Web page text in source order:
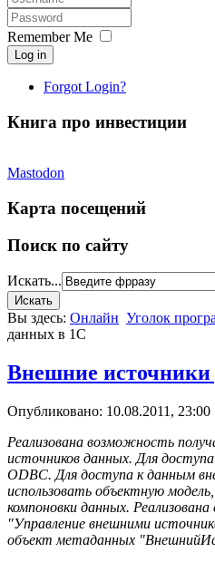
Remember Me
Log in
Forgot Login?
Книга про инвестиции
Mastodon
Карта посещений
Поиск по сайту
Искать...
Вы здесь: Онлайн Уголок
данных в 1С
Внешние
Опубликовано: 10.08.2011, 23:00
Реализована возможность
источников данных. Для
ODBC. Для доступа к данным
использовать объектную
компоновки данных.
"Управление внешними
объект метаданных